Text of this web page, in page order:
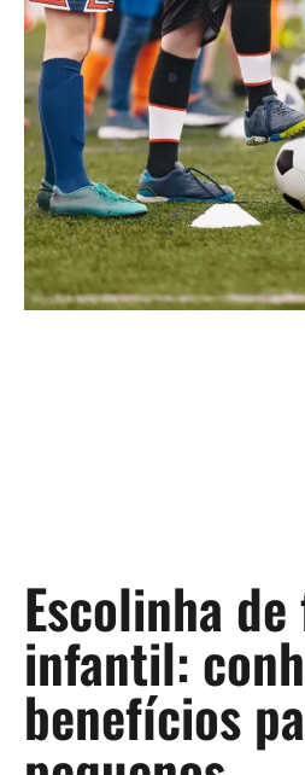
Escolinha
infantil:
benefícios